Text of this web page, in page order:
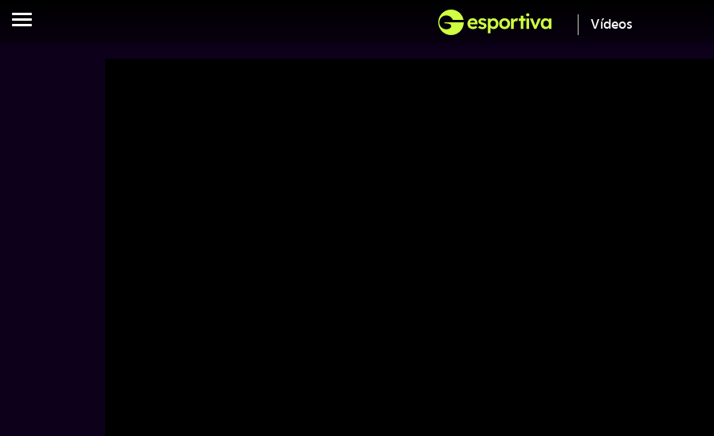
Vídeos